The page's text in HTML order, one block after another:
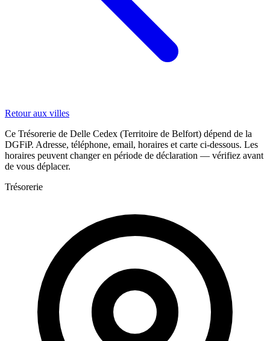
Retour aux villes
Ce Trésorerie de Delle Cedex (Territoire de Belfort) dépend de la
DGFiP. Adresse, téléphone, email, horaires et carte ci-dessous. Les
horaires peuvent changer en période de déclaration — vérifiez avant
de vous déplacer.
Trésorerie